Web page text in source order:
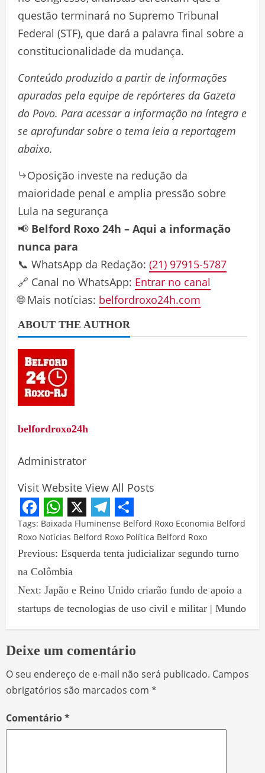
questão terminará no Supremo Tribunal
Federal (STF), que dará a palavra final sobre a
constitucionalidade da mudança.
Conteúdo produzido a partir de informações
apuradas pela equipe de repórteres da Gazeta
do Povo. Para acessar a informação na íntegra e
se aprofundar sobre o tema leia a reportagem
abaixo.
Oposição investe na redução da
maioridade penal e amplia pressão sobre
Lula na segurança
📢 Belford Roxo 24h – Aqui a informação
nunca para
📞 WhatsApp da Redação: (21) 97915-5787
🔗 Canal no WhatsApp: Entrar no canal
🌐 Mais notícias: belfordroxo24h.com
ABOUT THE AUTHOR
belfordroxo24h
Administrator
Visit Website View All Posts
Facebook
WhatsApp
X Telegram
Share
Tags: Baixada Fluminense Belford Roxo Economia Belford
Roxo Notícias Belford Roxo Política Belford Roxo
Previous: Esquerda tenta judicializar segundo turno
na Colômbia
Next: Japão e Reino Unido criarão fundo de apoio a
startups de tecnologias de uso civil e militar | Mundo
Deixe um comentário
O seu endereço de e-mail não será publicado. Campos
obrigatórios são marcados com *
Comentário*